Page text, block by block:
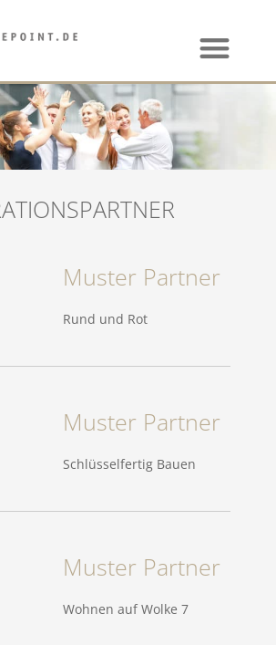
Muster Partner
Rund und Rot
Muster Partner
Schlüsselfertig Bauen
Muster Partner
Wohnen auf Wolke 7